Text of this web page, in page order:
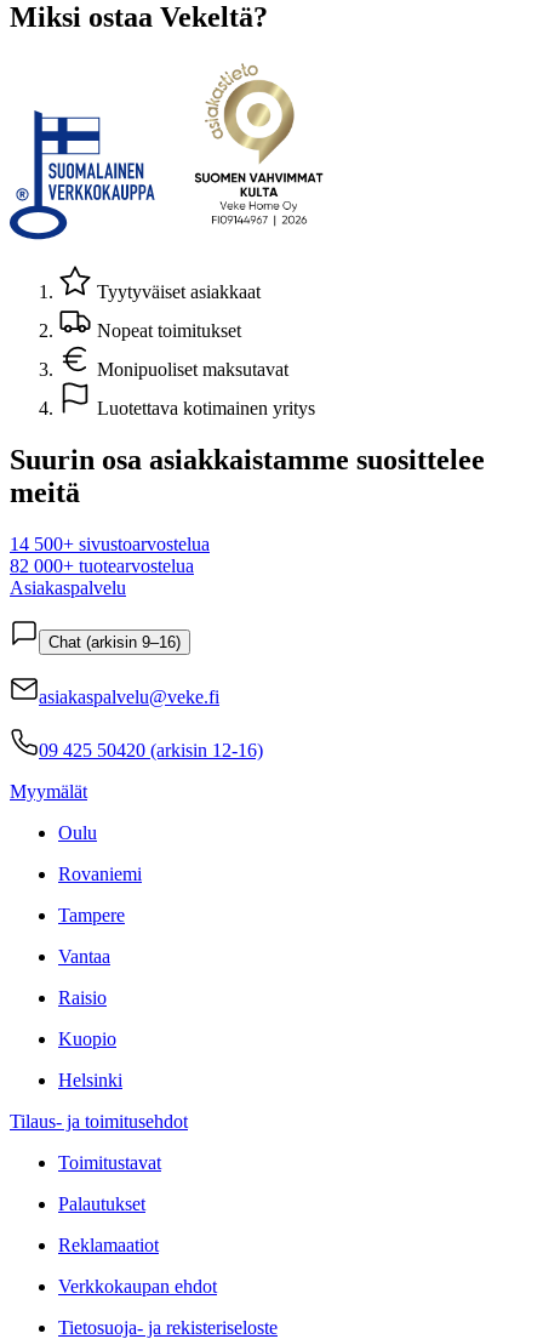
Miksi ostaa Vekeltä?
Tyytyväiset asiakkaat
Nopeat toimitukset
Monipuoliset maksutavat
Luotettava kotimainen yritys
Suurin osa asiakkaistamme suosittelee
meitä
14 500+ sivustoarvostelua
82 000+ tuotearvostelua
Asiakaspalvelu
Chat (arkisin 9–16)
asiakaspalvelu@veke.fi
09 425 50420 (arkisin 12-16)
Myymälät
Oulu
Rovaniemi
Tampere
Vantaa
Raisio
Kuopio
Helsinki
Tilaus- ja toimitusehdot
Toimitustavat
Palautukset
Reklamaatiot
Verkkokaupan ehdot
Tietosuoja- ja rekisteriseloste